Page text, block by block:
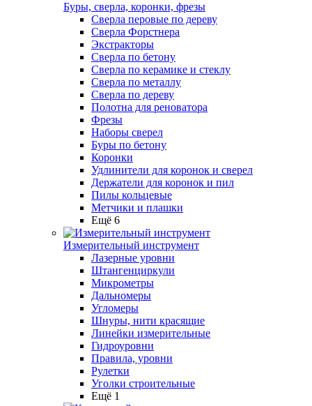
Буры, сверла, коронки, фрезы
Сверла перовые по дереву
Сверла Форстнера
Экстракторы
Сверла по бетону
Сверла по керамике и стеклу
Сверла по металлу
Сверла по дереву
Полотна для реноватора
Фрезы
Наборы сверел
Буры по бетону
Коронки
Удлинители для коронок и сверел
Держатели для коронок и пил
Пилы кольцевые
Метчики и плашки
Ещё 6
Измерительный инструмент
Лазерные уровни
Штангенциркули
Микрометры
Дальномеры
Угломеры
Шнуры, нити красящие
Линейки измерительные
Гидроуровни
Правила, уровни
Рулетки
Уголки строительные
Ещё 1